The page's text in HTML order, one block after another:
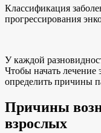
Классификация
прогрессирования
У каждой
Чтобы начать лечение
определить причины
Причины
взрослых